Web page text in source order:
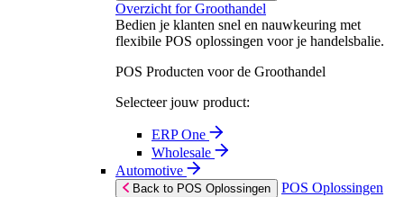
Overzicht for Groothandel
Bedien je klanten snel en nauwkeuring met
flexibile POS oplossingen voor je handelsbalie.
POS Producten voor de Groothandel
Selecteer jouw product:
ERP One
Wholesale
Automotive
Back to POS Oplossingen
POS Oplossingen